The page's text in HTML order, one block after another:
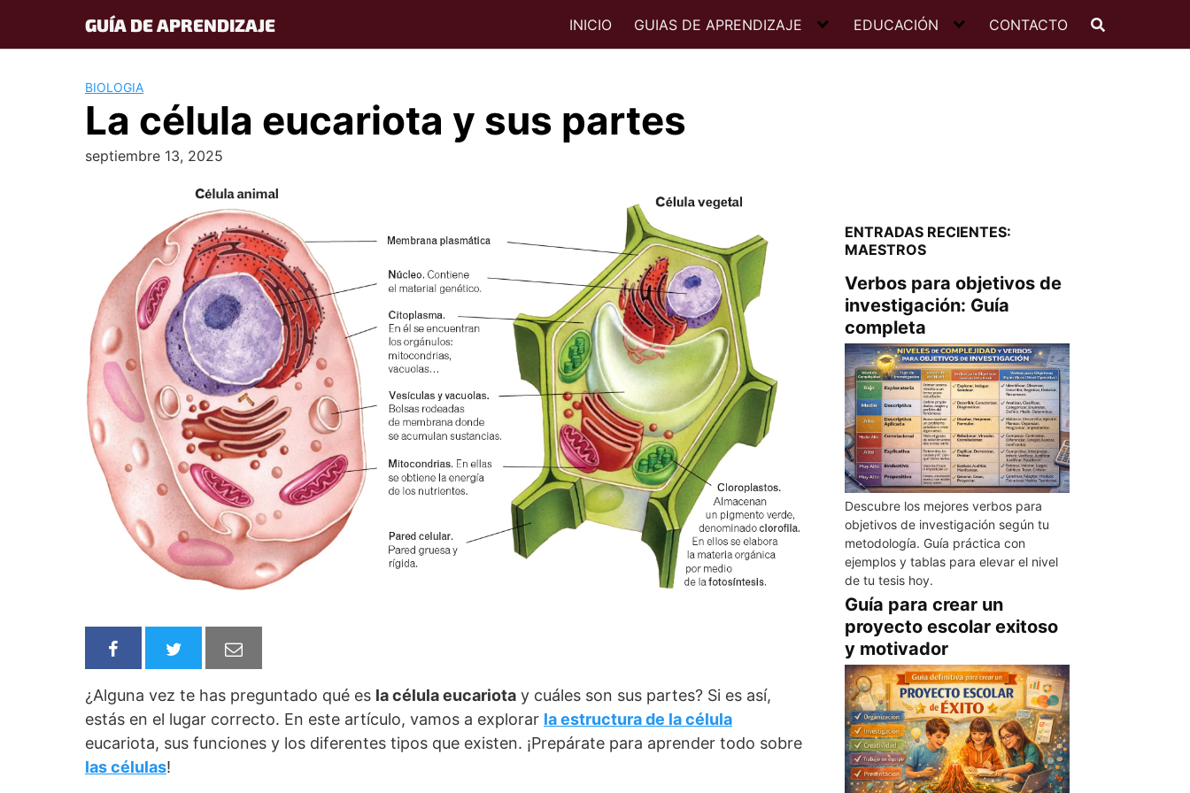
content
GUÍA DE APRENDIZAJE INICIO GUIAS DE APRENDIZAJE EDUCACIÓN CONTACTO
BIOLOGIA
La célula eucariota y sus partes
septiembre 13, 2025
¿Alguna vez te has preguntado qué es la célula eucariota y cuáles son sus partes? Si es así,
estás en el lugar correcto. En este artículo, vamos a explorar la estructura de la célula
eucariota, sus funciones y los diferentes tipos que existen. ¡Prepárate para aprender todo sobre
las células!
ENTRADAS RECIENTES:
MAESTROS
Verbos para objetivos de
investigación: Guía
completa
Descubre los mejores verbos para
objetivos de investigación según tu
metodología. Guía práctica con
ejemplos y tablas para elevar el nivel
de tu tesis hoy.
Guía para crear un
proyecto escolar exitoso
y motivador